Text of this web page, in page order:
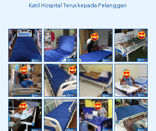
Katil Hospital Terus kepada Pelanggan